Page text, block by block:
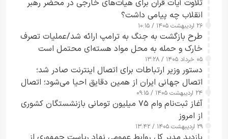
تلاوت آیات قرآن برای هیأت‌های خارجی در محضر رهبر
انقلاب چه پیامی داشت؟
۲۶ اردیبهشت ۱۴۰۵ / ۱۰:۱۵
طرح‌ بازگشت به جنگ به ترامپ ارائه شد/عملیات تصرف
خارک و حمله به محل مواد هسته‌ای محتمل است
۰۵ خرداد ۱۴۰۵ / ۱۳:۲۸
دستور وزیر ارتباطات برای اتصال اینترنت صادر شد؛
اتصال جهانی ایران از همین دقایق احیا می‌شود؛ اتصال
کامل مردم تا ۲۴ ساعت آینده
۲۴ اردیبهشت ۱۴۰۵ / ۰۹:۱۵
آغاز ثبت‌نام وام ۷۵ میلیون تومانی بازنشستگان کشوری
از امروز
۲۹ اردیبهشت ۱۴۰۵ / ۱۳:۴۲